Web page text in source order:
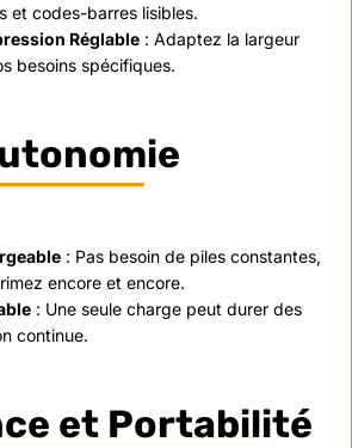
et codes-barres lisibles.
Réglable : Adaptez la largeur
besoins spécifiques.
: Pas besoin de piles constantes,
encore et encore.
: Une seule charge peut durer des
continue.
et Portabilité